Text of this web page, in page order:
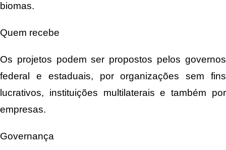
biomas.
Quem recebe
Os projetos podem ser propostos pelos governos
federal e estaduais, por organizações sem fins
lucrativos, instituições multilaterais e também por
empresas.
Governança